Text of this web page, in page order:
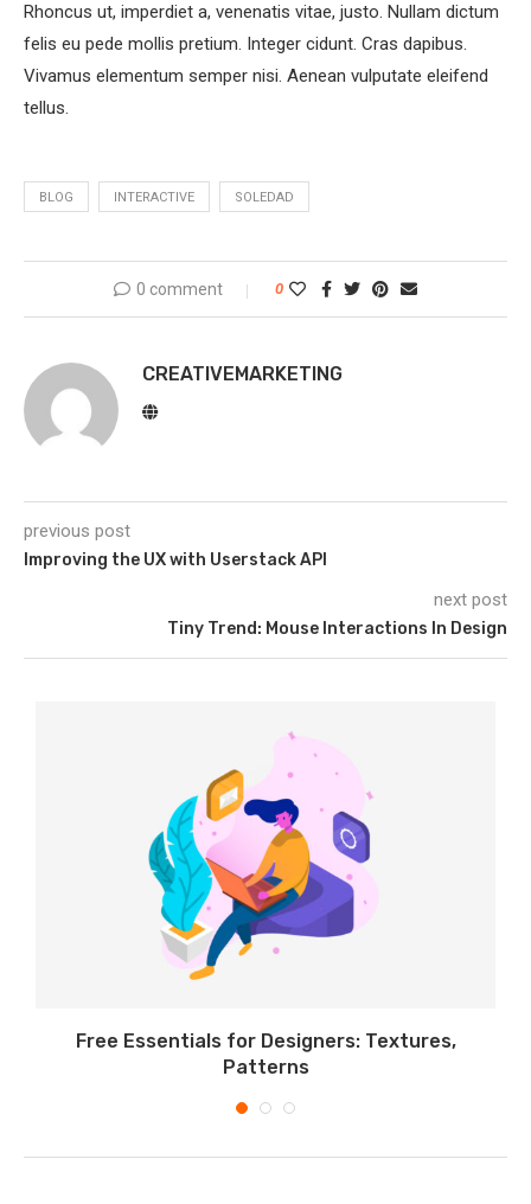
Rhoncus ut, imperdiet a, venenatis vitae, justo. Nullam dictum
felis eu pede mollis pretium. Integer cidunt. Cras dapibus.
Vivamus elementum semper nisi. Aenean vulputate eleifend
tellus.
BLOG INTERACTIVE SOLEDAD
0 comment 0
CREATIVEMARKETING
previous post
Improving the UX with Userstack API
next post
Tiny Trend: Mouse Interactions In Design
Free Essentials for Designers: Textures,
Patterns
28 februari 2019